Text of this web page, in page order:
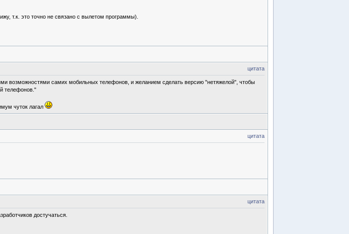
т.к. это точно не связано с вылетом программы).
цитата
возможностями самих мобильных телефонов, и желанием сделать версию "нетяжелой", чтобы
телефонов."
чуток лагал
цитата
цитата
достучаться.